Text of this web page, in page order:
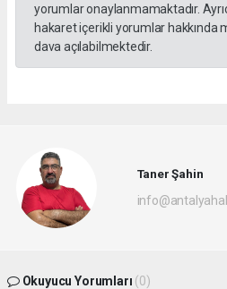
yorumlar onaylanmamaktadır.
hakaret içerikli yorumlar hakkında
dava açılabilmektedir.
Taner Şahin
Okuyucu Yorumları (0)